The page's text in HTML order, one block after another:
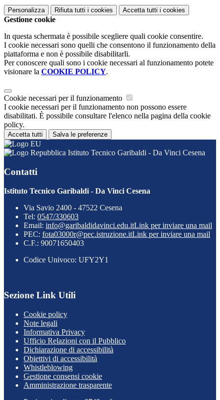
Personalizza Rifiuta tutti i cookies Accetta tutti i cookies
Gestione cookie
In questa schermata è possibile scegliere quali cookie consentire.
I cookie necessari sono quelli che consentono il funzionamento della
piattaforma e non è possibile disabilitarli.
Per conoscere quali sono i cookie necessari al funzionamento potete
visionare la COOKIE POLICY.
Cookie necessari per il funzionamento
I cookie necessari per il funzionamento non possono essere
disabilitati. È possibile consultare l'elenco nella pagina della cookie
policy.
Accetta tutti Salva le preferenze
Istituto Tecnico Garibaldi - Da Vinci Cesena
Contatti
Istituto Tecnico Garibaldi - Da Vinci Cesena
Via Savio 2400 - 47522 Cesena
Tel: 0547/330603
Email: info@garibaldidavinci.edu.itLink per inviare una mail
PEC: fota03000r@pec.istruzione.itLink per inviare una mail
C.F.: 90071650403
Codice Univoco: UFY2Y1
Sezione Link Utili
Cookie policy
Note legali
Informativa Privacy
Ufficio Relazioni con il Pubblico
Dichiarazione di accessibilità
Obiettivi di accessibilità
Whistleblowing
Gestione consensi cookie
Amministrazione trasparente